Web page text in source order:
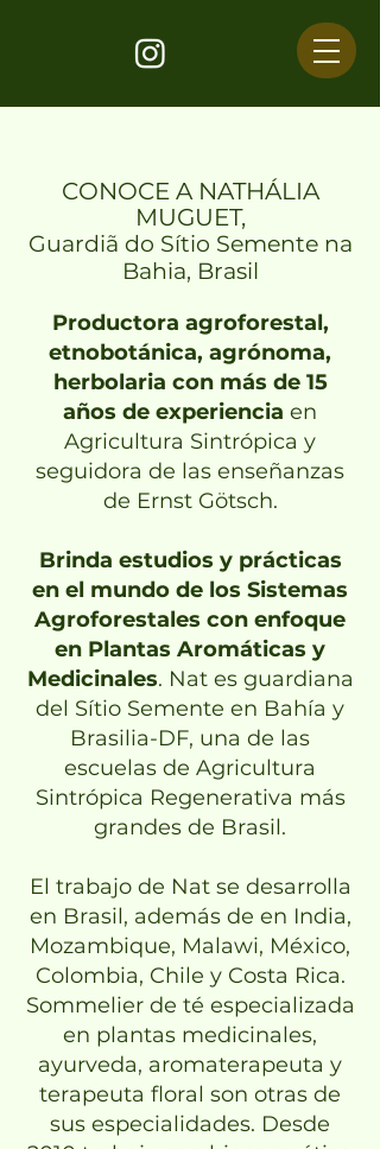
CONOCE A NATHÁLIA
MUGUET,
Guardiã do Sítio Semente na
Bahia, Brasil
Productora agroforestal,
etnobotánica, agrónoma,
herbolaria con más de 15
años de experiencia en
Agricultura Sintrópica y
seguidora de las enseñanzas
de Ernst Götsch.
Brinda estudios y prácticas
en el mundo de los Sistemas
Agroforestales con enfoque
en Plantas Aromáticas y
Medicinales. Nat es guardiana
del Sítio Semente en Bahía y
Brasilia-DF, una de las
escuelas de Agricultura
Sintrópica Regenerativa más
grandes de Brasil.
El trabajo de Nat se desarrolla
en Brasil, además de en India,
Mozambique, Malawi, México,
Colombia, Chile y Costa Rica.
Sommelier de té especializada
en plantas medicinales,
ayurveda, aromaterapeuta y
terapeuta floral son otras de
sus especialidades. Desde